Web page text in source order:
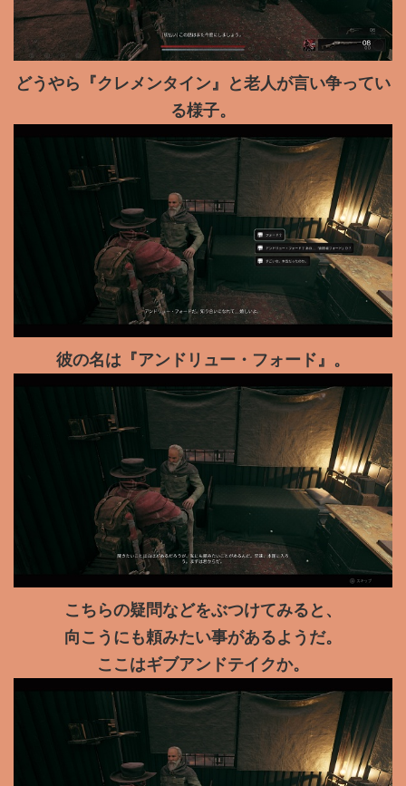
どうやら『クレメンタイン』と老人が言い争ってい
る様子。
彼の名は『アンドリュー・フォード』。
こちらの疑問などをぶつけてみると、
向こうにも頼みたい事があるようだ。
ここはギブアンドテイクか。